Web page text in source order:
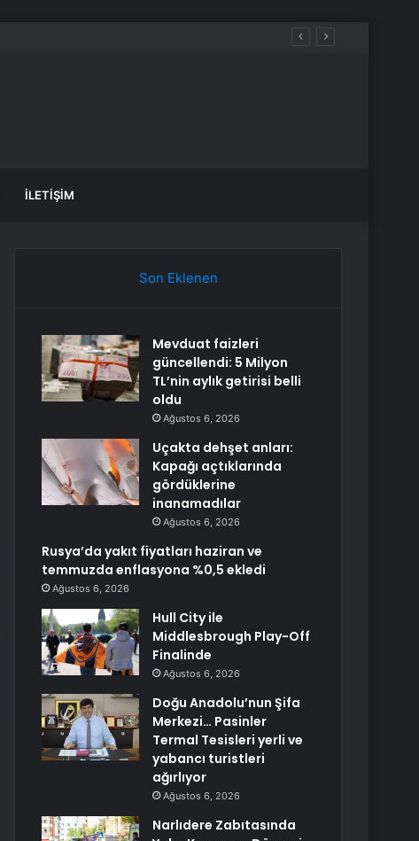
İLETIŞIM
Son Eklenen
Mevduat faizleri
güncellendi: 5 Milyon
TL’nin aylık getirisi belli
oldu
Ağustos 6, 2026
Uçakta dehşet anları:
Kapağı açtıklarında
gördüklerine
inanamadılar
Ağustos 6, 2026
Rusya’da yakıt fiyatları haziran ve
temmuzda enflasyona %0,5 ekledi
Ağustos 6, 2026
Hull City ile
Middlesbrough Play-Off
Finalinde
Ağustos 6, 2026
Doğu Anadolu’nun Şifa
Merkezi… Pasinler
Termal Tesisleri yerli ve
yabancı turistleri
ağırlıyor
Ağustos 6, 2026
Narlıdere Zabıtasında